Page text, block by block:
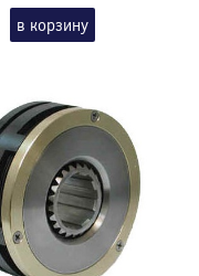
в корзину